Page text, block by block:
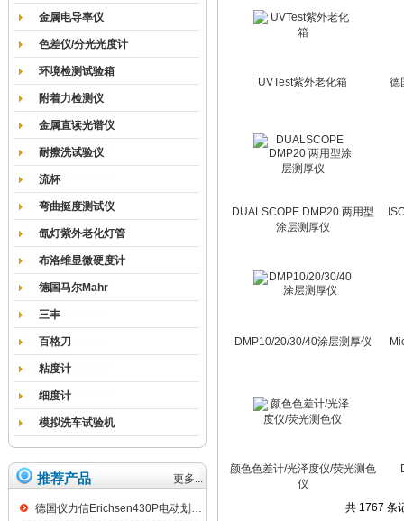
金属电导率仪
色差仪/分光光度计
环境检测试验箱
附着力检测仪
金属直读光谱仪
耐擦洗试验仪
流杯
弯曲挺度测试仪
氙灯紫外老化灯管
布洛维显微硬度计
德国马尔Mahr
三丰
百格刀
粘度计
细度计
模拟洗车试验机
推荐产品 更多...
德国仪力信Erichsen430P电动划格试验仪
UVTest紫外老化箱 德
DUALSCOPE DMP20 两用型
涂层测厚仪
DMP10/20/30/40涂层测厚仪
颜色色差计/光泽度仪/荧光测色
仪
共 1767 条